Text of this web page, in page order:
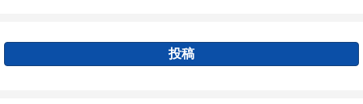
投稿